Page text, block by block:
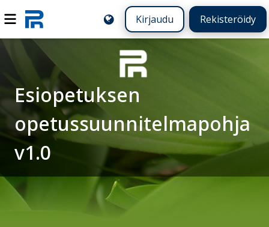
Kirjaudu Rekisteröidy
Esiopetuksen
opetussuunnitelmapohja
v1.0